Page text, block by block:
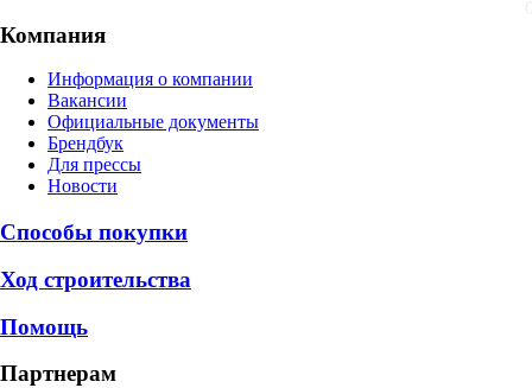
Компания
Информация о компании
Вакансии
Официальные документы
Брендбук
Для прессы
Новости
Способы покупки
Ход строительства
Помощь
Партнерам